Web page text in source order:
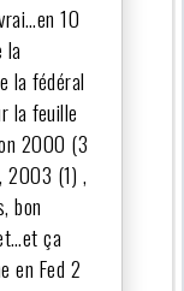
10
la
la fédéral
la feuille
2000 (3
2003 (1) ,
bon
ça
en Fed 2